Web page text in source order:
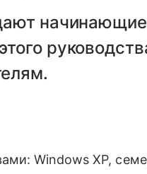
Windows XP,